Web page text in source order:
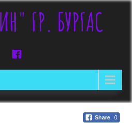
ГР. БУРГАС
Share 0